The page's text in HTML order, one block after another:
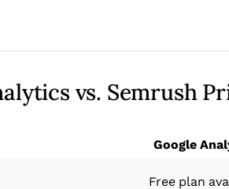
vs. Semrush
Google
Free plan